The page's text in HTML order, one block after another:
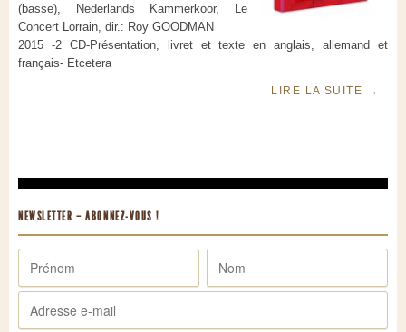
(basse), Nederlands Kammerkoor, Le
Concert Lorrain, dir.: Roy GOODMAN
2015 -2 CD-Présentation, livret et texte en anglais, allemand et
français- Etcetera
LIRE LA SUITE →
NEWSLETTER – ABONNEZ-VOUS !